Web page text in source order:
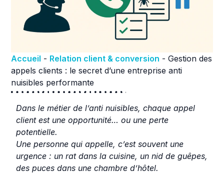
Accueil - Relation client & conversion - Gestion des
appels clients : le secret d’une entreprise anti
nuisibles performante
Dans le métier de l’anti nuisibles, chaque appel
client est une opportunité… ou une perte
potentielle.
Une personne qui appelle, c’est souvent une
urgence : un rat dans la cuisine, un nid de guêpes,
des puces dans une chambre d’hôtel.